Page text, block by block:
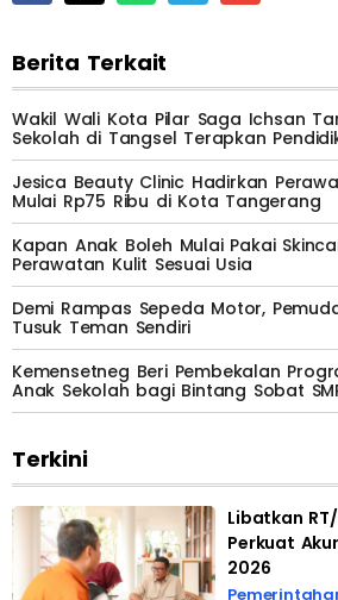
Berita Terkait
Wakil Wali Kota Pilar Saga Ichsan
Sekolah di Tangsel Terapkan
Jesica Beauty Clinic Hadirkan
Mulai Rp75 Ribu di Kota Tangerang
Kapan Anak Boleh Mulai Pakai
Perawatan Kulit Sesuai Usia
Demi Rampas Sepeda Motor,
Tusuk Teman Sendiri
Kemensetneg Beri Pembekalan
Anak Sekolah bagi Bintang Sobat
Terkini
Libatkan
Perkuat
2026